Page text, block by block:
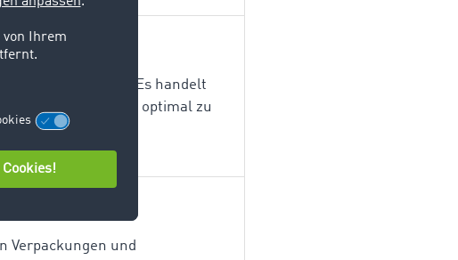
verfügen. Es handelt
Lagern. Um diese optimal zu
Verpackungen und